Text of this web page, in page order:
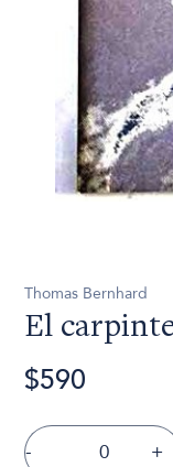
Thomas Bernhard
El
$590
- +